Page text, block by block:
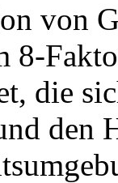
von
8-
die
den